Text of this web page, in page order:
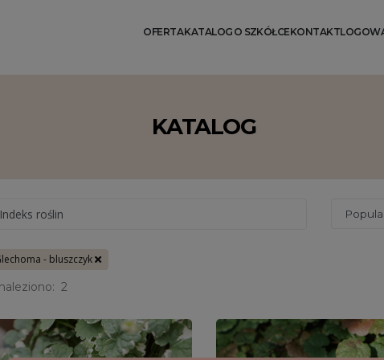
OFERTAKATALOG O SZKÓŁCEKONTAKT
KATALOG
Indeks roślin
- bluszczyk
2